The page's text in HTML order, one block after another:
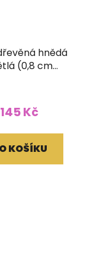
hnědá
(0,8 cm
145 Kč
KOŠÍKU